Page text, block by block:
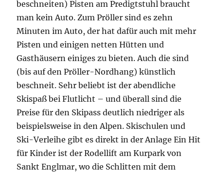
beschneiten) Pisten am Predigtstuhl braucht
man kein Auto. Zum Pröller sind es zehn
Minuten im Auto, der hat dafür auch mit mehr
Pisten und einigen netten Hütten und
Gasthäusern einiges zu bieten. Auch die sind
(bis auf den Pröller-Nordhang) künstlich
beschneit. Sehr beliebt ist der abendliche
Skispaß bei Flutlicht – und überall sind die
Preise für den Skipass deutlich niedriger als
beispielsweise in den Alpen. Skischulen und
Ski-Verleihe gibt es direkt in der Anlage Ein Hit
für Kinder ist der Rodellift am Kurpark von
Sankt Englmar, wo die Schlitten mit dem